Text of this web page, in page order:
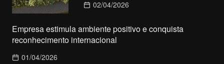
02/04/2026
Empresa estimula ambiente positivo e conquista
reconhecimento internacional
01/04/2026